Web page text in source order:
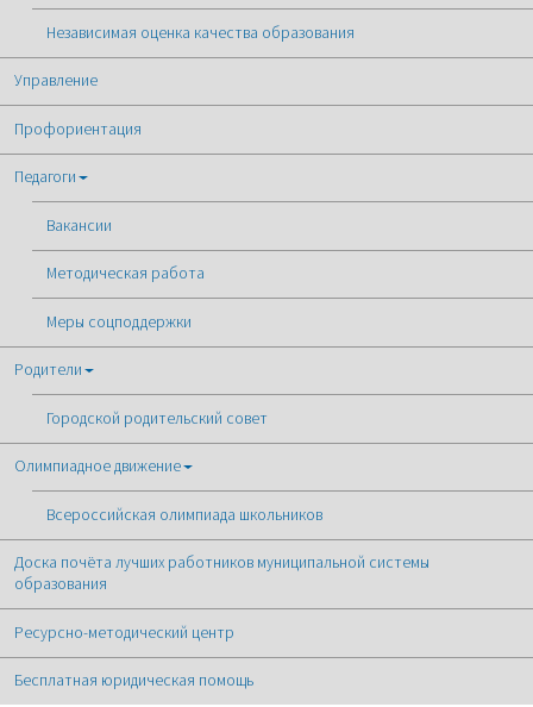
Независимая оценка качества образования
Управление
Профориентация
Педагоги
Вакансии
Методическая работа
Меры соцподдержки
Родители
Городской родительский совет
Олимпиадное движение
Всероссийская олимпиада школьников
Доска почёта лучших работников муниципальной системы
образования
Ресурсно-методический центр
Бесплатная юридическая помощь